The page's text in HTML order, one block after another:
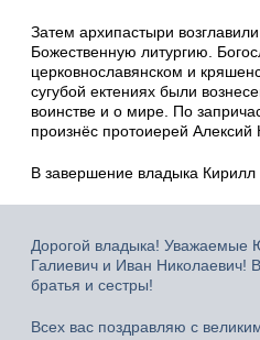
Затем архипастыри
Божественную литургию.
церковнославянском и
сугубой ектениях были
воинстве и о мире. По
произнёс протоиерей Алексий
В завершение владыка
Дорогой владыка! Уважаемые
Галиевич и Иван Николаевич!
братья и сестры!
Всех вас поздравляю с